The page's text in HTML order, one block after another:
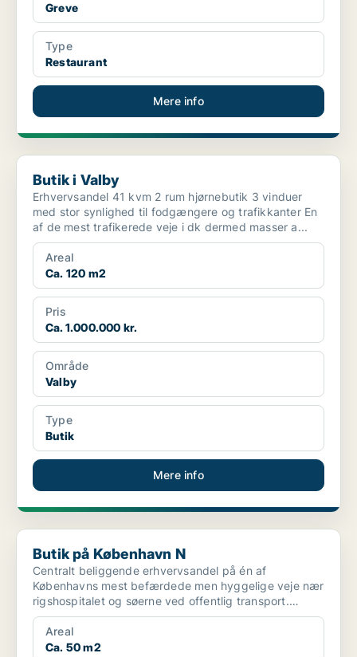
Greve
Type
Restaurant
Mere info
Butik i Valby
Butik i Valby
Erhvervsandel 41 kvm 2 rum hjørnebutik 3 vinduer
med stor synlighed til fodgængere og trafikkanter En
af de mest trafikerede veje i dk dermed masser a...
Areal
Ca. 120 m2
Pris
Ca. 1.000.000 kr.
Område
Valby
Type
Butik
Mere info
Butik på København N
Butik på København N
Centralt beliggende erhvervsandel på én af
Københavns mest befærdede men hyggelige veje nær
rigshospitalet og søerne ved offentlig transport.
Lokalerne er be...
Areal
Ca. 50 m2